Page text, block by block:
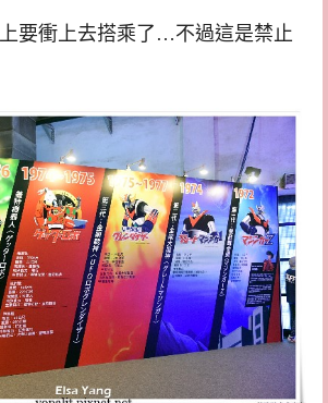
要衝上去搭乘了…不過這是禁止